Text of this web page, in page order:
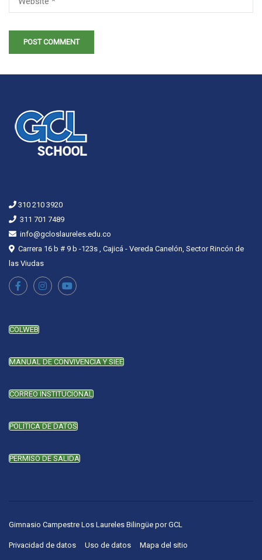
310 210 3920
311 701 7489
info@gcloslaureles.edu.co
Carrera 16 b # 9 b -123s , Cajicá - Vereda Canelón, Sector Rincón de
las Viudas
COLWEB
MANUAL DE CONVIVENCIA Y SIEE
CORREO INSTITUCIONAL
POLÍTICA DE DATOS
PERMISO DE SALIDA
Gimnasio Campestre Los Laureles Bilingüe porGCL
Privacidad de datos Uso de datos Mapa del sitio